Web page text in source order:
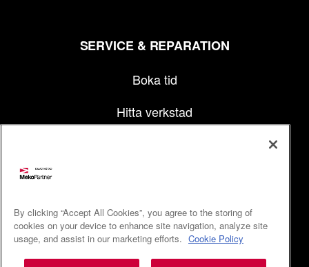
SERVICE & REPARATION
Boka tid
Hitta verkstad
Kontakt
By clicking “Accept All Cookies”, you agree to the storing of
cookies on your device to enhance site navigation, analyze site
usage, and assist in our marketing efforts. Cookie Policy